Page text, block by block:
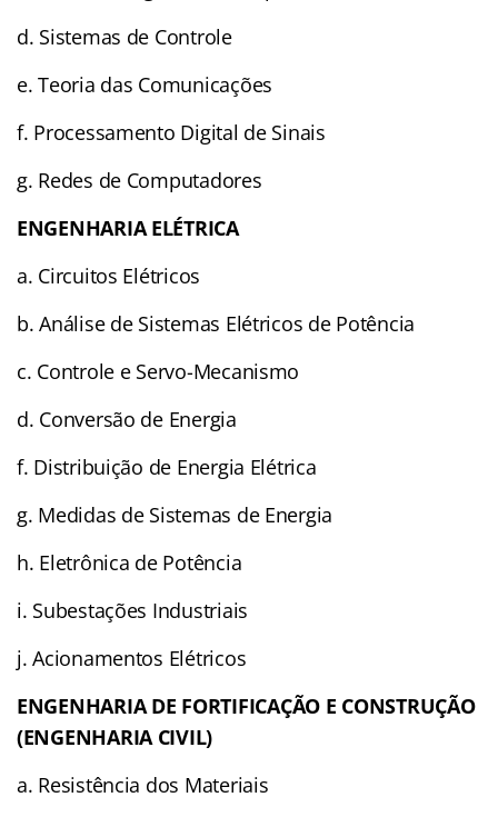
d. Sistemas de Controle
e. Teoria das Comunicações
f. Processamento Digital de Sinais
g. Redes de Computadores
ENGENHARIA ELÉTRICA
a. Circuitos Elétricos
b. Análise de Sistemas Elétricos de Potência
c. Controle e Servo-Mecanismo
d. Conversão de Energia
f. Distribuição de Energia Elétrica
g. Medidas de Sistemas de Energia
h. Eletrônica de Potência
i. Subestações Industriais
j. Acionamentos Elétricos
ENGENHARIA DE FORTIFICAÇÃO E CONSTRUÇÃO
(ENGENHARIA CIVIL)
a. Resistência dos Materiais